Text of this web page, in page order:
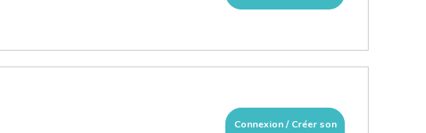
Connexion / Créer son